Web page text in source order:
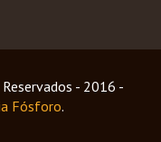
- 2016 -
Fósforo.